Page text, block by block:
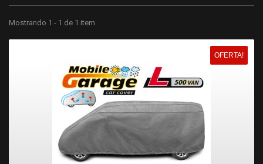
Mostrando 1 - 1 de 1 item
OFERTA!